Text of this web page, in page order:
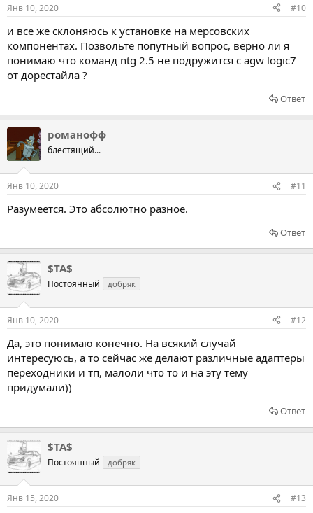
Янв 10, 2020 #10
и все же склоняюсь к установке на мерсовских
компонентах. Позвольте попутный вопрос, верно ли я
понимаю что команд ntg 2.5 не подружится с agw logic7
от дорестайла ?
Ответ
романофф
блестящий...
Янв 10, 2020 #11
Разумеется. Это абсолютно разное.
Ответ
$TA$
Постоянный добряк
Янв 10, 2020 #12
Да, это понимаю конечно. На всякий случай
интересуюсь, а то сейчас же делают различные адаптеры
переходники и тп, малоли что то и на эту тему
придумали))
Ответ
$TA$
Постоянный добряк
Янв 15, 2020 #13